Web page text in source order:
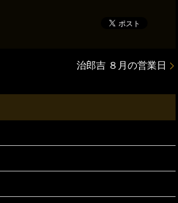
治郎吉 ８月の営業日